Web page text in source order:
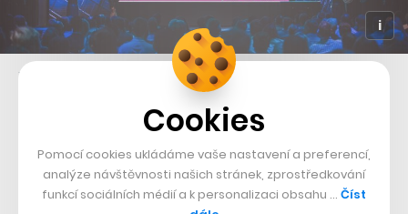
Na konferenci Future Port Prague se bude řešit budoucnost všech oborů
Novinkou letošního ročníku Future Portu bude vedle
změny lokality také rozdělení zmíněného doprovodného
festivalu, kdy první den (10. září) bude určený pro
odbornou veřejnost a firemní návštěvníky a druhý den
Cookies
Pomocí cookies ukládáme vaše nastavení a preferencí,
analýze návštěvnosti našich stránek, zprostředkování
funkcí sociálních médií a k personalizaci obsahu … Číst